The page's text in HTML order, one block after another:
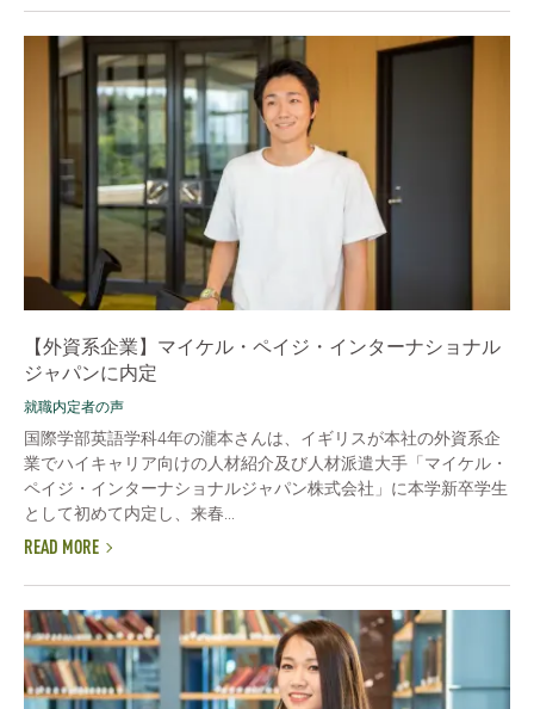
【外資系企業】マイケル・ペイジ・インターナショナル
ジャパンに内定
就職内定者の声
国際学部英語学科4年の瀧本さんは、イギリスが本社の外資系企
業でハイキャリア向けの人材紹介及び人材派遣大手「マイケル・
ペイジ・インターナショナルジャパン株式会社」に本学新卒学生
として初めて内定し、来春...
READ MORE